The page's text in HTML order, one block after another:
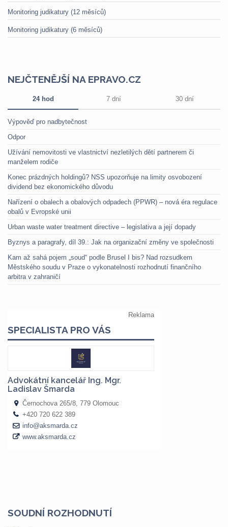
Monitoring judikatury (12 měsíců)
Monitoring judikatury (6 měsíců)
NEJČTENĚJŠÍ NA EPRAVO.CZ
24 hod 7 dní 30 dní
Výpověď pro nadbytečnost
Odpor
Užívání nemovitosti ve vlastnictví nezletilých dětí partnerem či
manželem rodiče
Konec prázdných holdingů? NSS upozorňuje na limity osvobození
dividend bez ekonomického důvodu
Nařízení o obalech a obalových odpadech (PPWR) – nová éra regulace
obalů v Evropské unii
Urban waste water treatment directive – legislativa a její dopady
Byznys a paragrafy, díl 39.: Jak na organizační změny ve společnosti
Kam až sahá pojem „soud“ podle Brusel I bis? Nad rozsudkem
Městského soudu v Praze o vykonatelnosti rozhodnutí finančního
arbitra v zahraničí
SOUDNÍ ROZHODNUTÍ